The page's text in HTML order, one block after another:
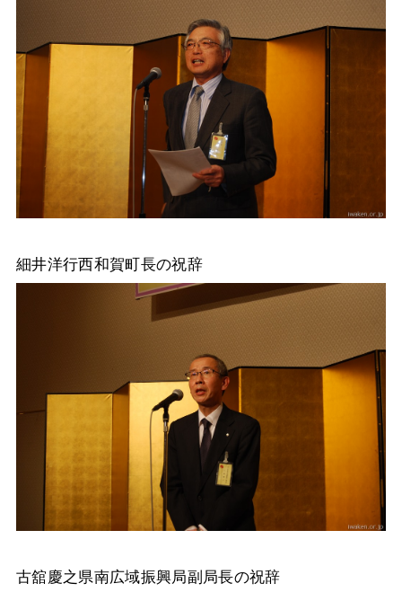
細井洋行西和賀町長の祝辞
古舘慶之県南広域振興局副局長の祝辞